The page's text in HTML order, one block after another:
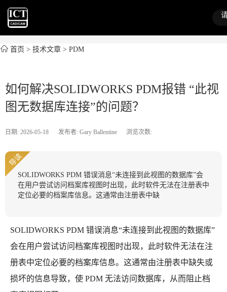
首页 > 技术文章 > PDM
如何解决SOLIDWORKS PDM报错 “此视
图无数据库连接”的问题？
日期: 2026-05-18 发布者: Gary Ballentine 浏览次数:
导读
SOLIDWORKS PDM 错误消息“未连接到此视图的数据库”会
在用户尝试访问档案库视图时出现，此时软件无法在注册表中
定位必要的档案库信息。这通常由注册表中缺
SOLIDWORKS PDM 错误消息“未连接到此视图的数据库”
会在用户尝试访问档案库视图时出现，此时软件无法在注
册表中定位必要的档案库信息。这通常由注册表中缺失或
损坏的信息导致，使 PDM 无法访问数据库，从而阻止档